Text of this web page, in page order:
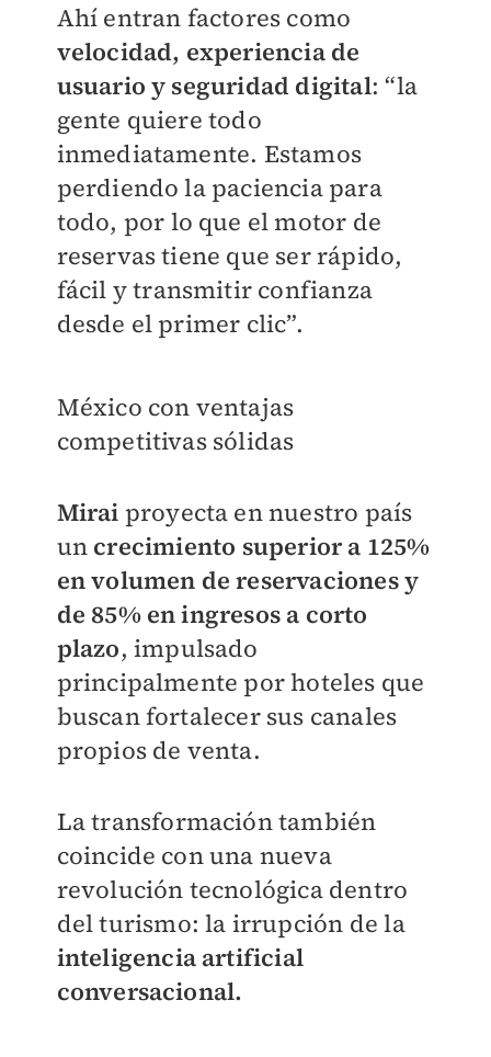
Ahí entran factores como
velocidad, experiencia de
usuario y seguridad digital: “la
gente quiere todo
inmediatamente. Estamos
perdiendo la paciencia para
todo, por lo que el motor de
reservas tiene que ser rápido,
fácil y transmitir confianza
desde el primer clic”.
México con ventajas
competitivas sólidas
Mirai proyecta en nuestro país
un crecimiento superior a 125%
en volumen de reservaciones y
de 85% en ingresos a corto
plazo, impulsado
principalmente por hoteles que
buscan fortalecer sus canales
propios de venta.
La transformación también
coincide con una nueva
revolución tecnológica dentro
del turismo: la irrupción de la
inteligencia artificial
conversacional.